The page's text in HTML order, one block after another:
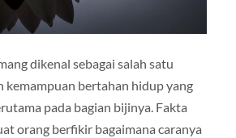
dikenal sebagai salah satu
kemampuan bertahan hidup yang
pada bagian bijinya. Fakta
orang berfikir bagaimana caranya